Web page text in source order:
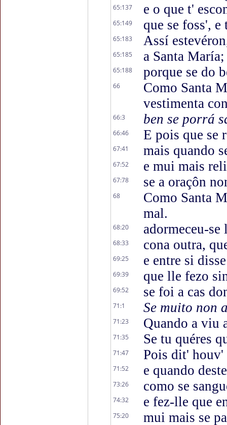
65:137 e o que t'
65:149 que se foss',
65:183 Assí
65:185 a Santa
65:188 porque se do
66
Como Santa
vestimenta
66:3 ben se porrá
66:46 E pois que se
67:41 mais quando
67:52 e mui mais
67:78 se a oraçôn
68
Como Santa
mal.
68:20 adormeceu-
68:33 cona outra,
69:25 e entre si
69:39 que lle fezo
69:52 se foi a cas
71:1 Se muito non
71:23 Quando a viu
71:35 Se tu quéres
71:47 Pois dit'
71:52 e quando
73:26 como se
74:32 e fez-lle que
75:20 mui mais se